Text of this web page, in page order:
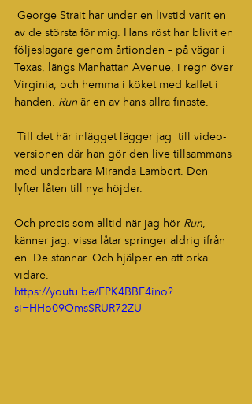
George Strait har under en livstid varit en
av de största för mig. Hans röst har blivit en
följeslagare genom årtionden – på vägar i
Texas, längs Manhattan Avenue, i regn över
Virginia, och hemma i köket med kaffet i
handen. Run är en av hans allra finaste.
Till det här inlägget lägger jag  till video-
versionen där han gör den live tillsammans
med underbara Miranda Lambert. Den
lyfter låten till nya höjder.
Och precis som alltid när jag hör Run,
känner jag: vissa låtar springer aldrig ifrån
en. De stannar. Och hjälper en att orka
vidare.
https://youtu.be/FPK4BBF4ino?
si=HHo09OmsSRUR72ZU